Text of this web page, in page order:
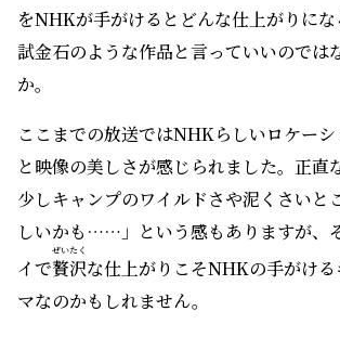
をNHKが手がけるとどんな仕上がりにな
試金石のような作品と言っていいのでは
か。
ここまでの放送ではNHKらしいロケーシ
と映像の美しさが感じられました。正直
少しキャンプのワイルドさや泥くさいと
しいかも……」という感もありますが、
イで贅沢
ぜいたく
な仕上がりこそNHKの手がけ
マなのかもしれません。